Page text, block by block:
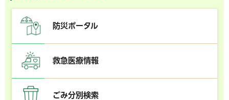
防災ポータル
救急医療情報
ごみ分別検索